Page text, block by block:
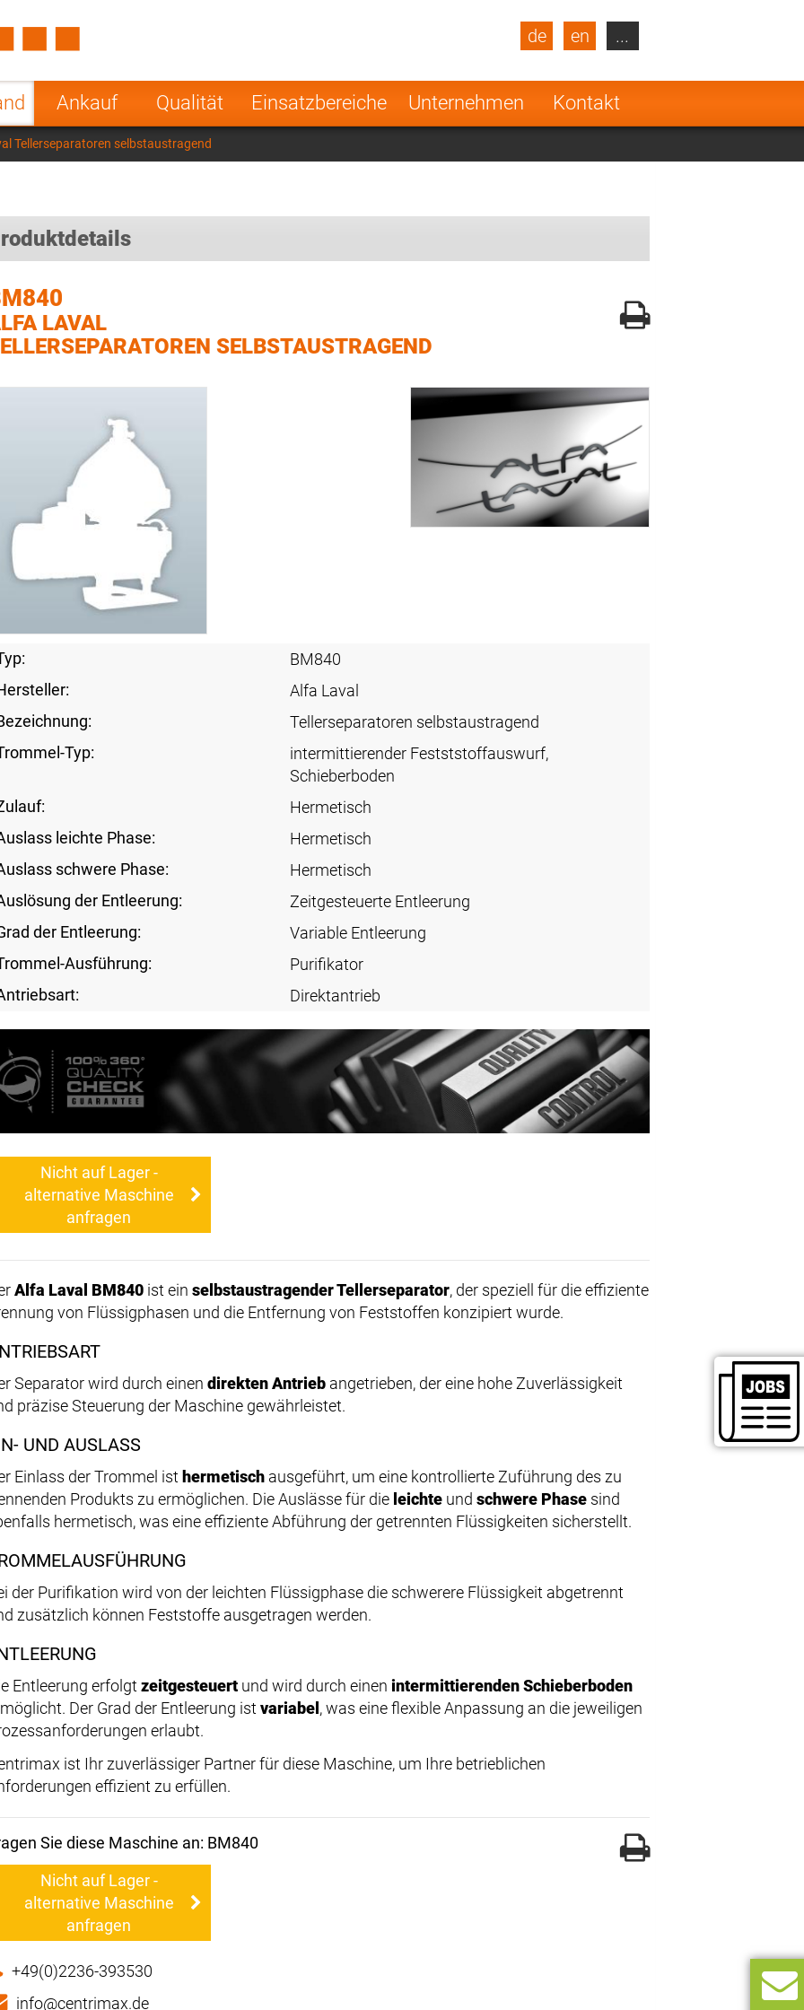
Ankauf Qualität Einsatzbereiche Unternehmen Kontakt
de en
Turkey
Poland Norway
Netherlands
India
...
Tellerseparatoren selbstaustragend
LAVAL
SELBSTAUSTRAGEND
BM840
Alfa Laval
Tellerseparatoren selbstaustragend
Typ:
intermittierender Festststoffauswurf,
Schieberboden
Hermetisch
leichte Phase:
Hermetisch
schwere Phase:
Hermetisch
der Entleerung:
Zeitgesteuerte Entleerung
der Entleerung:
Variable Entleerung
Ausführung:
Purifikator
Direktantrieb
Nicht auf Lager -
alternative Maschine
anfragen
Alfa Laval BM840 ist ein selbstaustragender Tellerseparator, der speziell für die effiziente
von Flüssigphasen und die Entfernung von Feststoffen konzipiert wurde.
Separator wird durch einen direkten Antrieb angetrieben, der eine hohe Zuverlässigkeit
präzise Steuerung der Maschine gewährleistet.
UND AUSLASS
Einlass der Trommel ist hermetisch ausgeführt, um eine kontrollierte Zuführung des zu
Produkts zu ermöglichen. Die Auslässe für die leichte und schwere Phase sind
hermetisch, was eine effiziente Abführung der getrennten Flüssigkeiten sicherstellt.
der Purifikation wird von der leichten Flüssigphase die schwerere Flüssigkeit abgetrennt
zusätzlich können Feststoffe ausgetragen werden.
Entleerung erfolgtzeitgesteuert und wird durch einen intermittierenden Schieberboden
Der Grad der Entleerung istvariabel , was eine flexible Anpassung an die jeweiligen
erlaubt.
ist Ihr zuverlässiger Partner für diese Maschine, um Ihre betrieblichen
effizient zu erfüllen.
Sie diese Maschine an: BM840
Nicht auf Lager -
alternative Maschine
anfragen
+49(0)2236-393530
info@centrimax.de